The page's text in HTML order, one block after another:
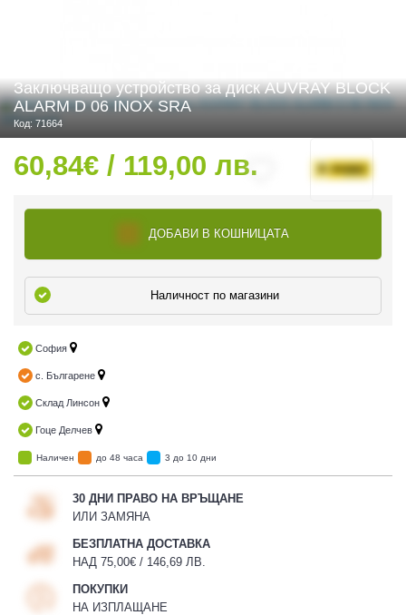
ЕКИПИРОВКА
Заключващо устройство за диск AUVRAY BLOCK
ALARM D 06 INOX SRA
Код: 71664
60,84€ / 119,00 лв.
ДОБАВИ В КОШНИЦАТА
Наличност по магазини
София
с. Българене
Склад Линсон
Гоце Делчев
Наличен до 48 часа 3 до 10 дни
30 ДНИ ПРАВО НА ВРЪЩАНЕ
ИЛИ ЗАМЯНА
БЕЗПЛАТНА ДОСТАВКА
НАД 75,00€ / 146,69 ЛВ.
ПОКУПКИ
НА ИЗПЛАЩАНЕ